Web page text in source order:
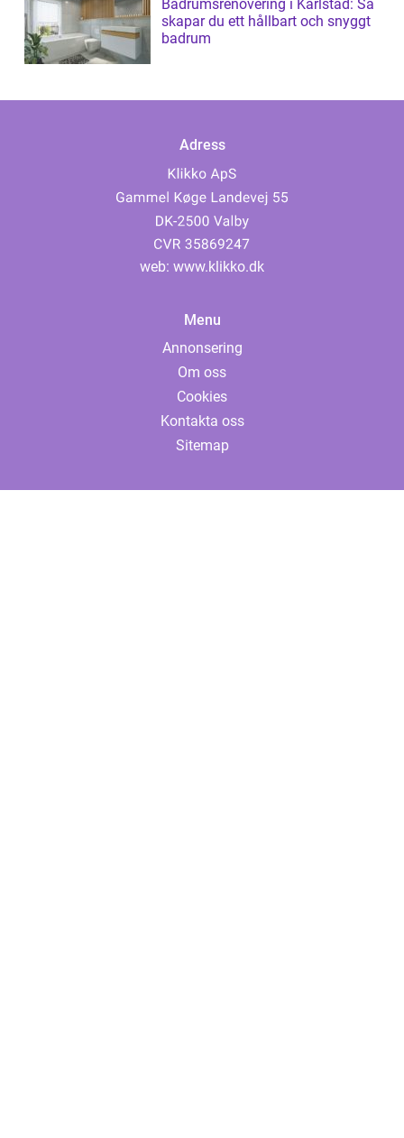
Badrumsrenovering i Karlstad: Så
skapar du ett hållbart och snyggt
badrum
Adress
web: www.klikko.dk
Menu
Annonsering
Om oss
Cookies
Kontakta oss
Sitemap